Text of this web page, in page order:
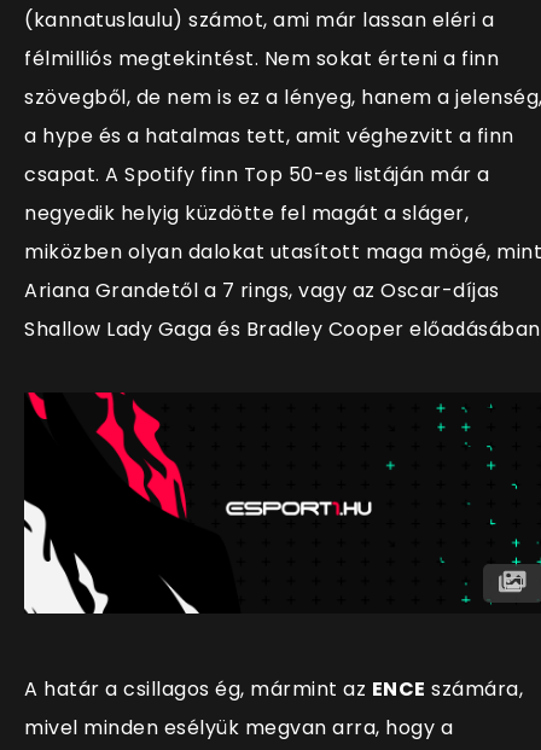
(kannatuslaulu) számot, ami már lassan eléri a
félmilliós megtekintést. Nem sokat érteni a finn
szövegből, de nem is ez a lényeg, hanem a
a hype és a hatalmas tett, amit véghezvitt a finn
csapat. A Spotify finn Top 50-es listáján már a
negyedik helyig küzdötte fel magát a sláger,
miközben olyan dalokat utasított maga mögé, mint
Ariana Grandetől a 7 rings, vagy az Oscar-díjas
Shallow Lady Gaga és Bradley Cooper
A határ a csillagos ég, mármint az ENCE számára,
mivel minden esélyük megvan arra, hogy a